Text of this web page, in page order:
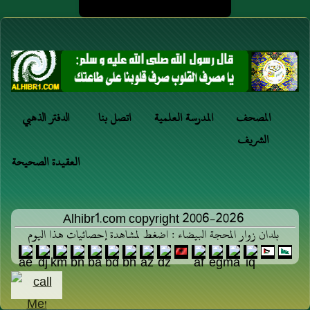
الدفتر الذهبي اتصل بنا المدرسة العلمية
المصحف
الشريف
العقيدة الصحيحة
Alhibr1.com copyright 2006-2026
بلدان زوار المحجة البيضاء : اضغط لمشاهدة إحصائيات هذا اليوم